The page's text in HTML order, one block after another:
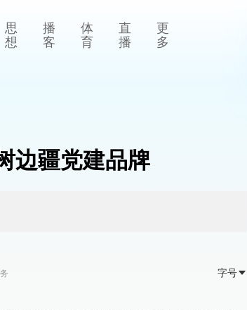
思
想
播
客
体
育
直
播
更
多
边疆党建品牌
字号